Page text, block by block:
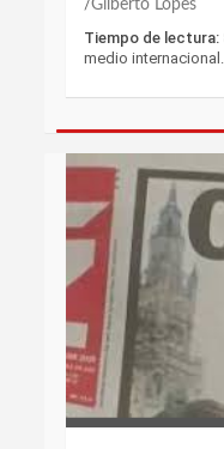
Gilberto Lopes
Tiempo de lectura:
medio